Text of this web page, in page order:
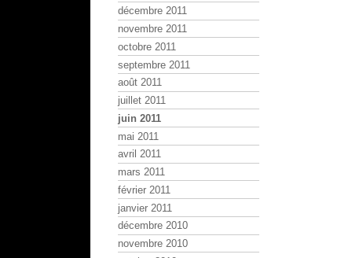
décembre 2011
novembre 2011
octobre 2011
septembre 2011
août 2011
juillet 2011
juin 2011
mai 2011
avril 2011
mars 2011
février 2011
janvier 2011
décembre 2010
novembre 2010